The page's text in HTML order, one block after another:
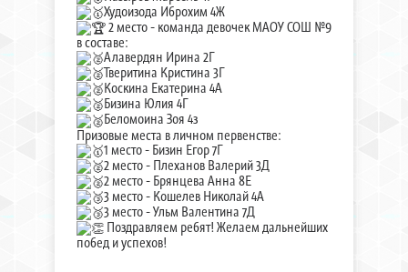
Худоизода Иброхим 4Ж
2 место - команда девочек МАОУ СОШ №9
в составе:
Алавердян Ирина 2Г
Тверитина Кристина 3Г
Коскина Екатерина 4А
Бизина Юлия 4Г
Беломоина Зоя 4з
Призовые места в личном первенстве:
1 место - Бизин Егор 7Г
2 место - Плеханов Валерий 3Д
2 место - Брянцева Анна 8Е
3 место - Кошелев Николай 4А
3 место - Ульм Валентина 7Д
Поздравляем ребят! Желаем дальнейших
побед и успехов!